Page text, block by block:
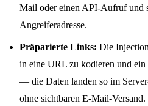
Mail oder einen API-Aufruf und
Angreiferadresse.
Präparierte Links: Die
in eine URL zu kodieren und
— die Daten landen so im
ohne sichtbaren E-Mail-Versand.